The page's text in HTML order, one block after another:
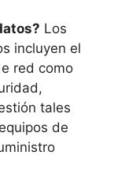
Los
incluyen el
red como
tales
de